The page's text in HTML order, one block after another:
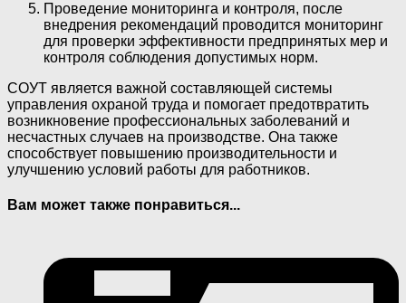
Проведение мониторинга и контроля, после
внедрения рекомендаций проводится мониторинг
для проверки эффективности предпринятых мер и
контроля соблюдения допустимых норм.
СОУТ является важной составляющей системы
управления охраной труда и помогает предотвратить
возникновение профессиональных заболеваний и
несчастных случаев на производстве. Она также
способствует повышению производительности и
улучшению условий работы для работников.
Вам может также понравиться...